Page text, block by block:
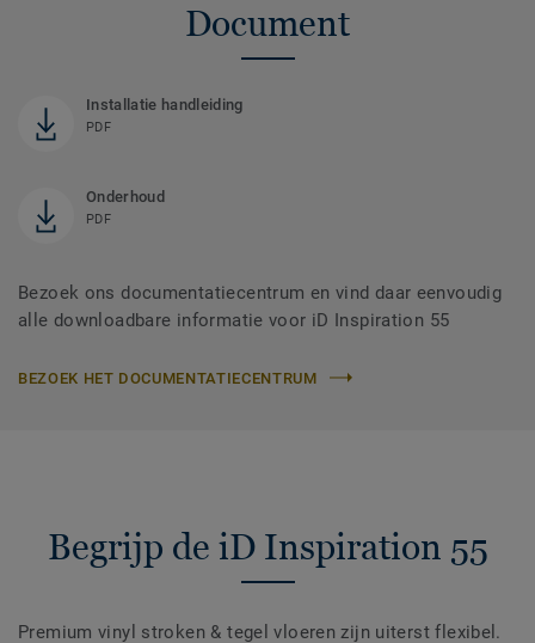
Document
Installatie handleiding
PDF
Onderhoud
PDF
Bezoek ons documentatiecentrum en vind daar eenvoudig
alle downloadbare informatie voor iD Inspiration 55
BEZOEK HET DOCUMENTATIECENTRUM
Begrijp de iD Inspiration 55
Premium vinyl stroken & tegel vloeren zijn uiterst flexibel.